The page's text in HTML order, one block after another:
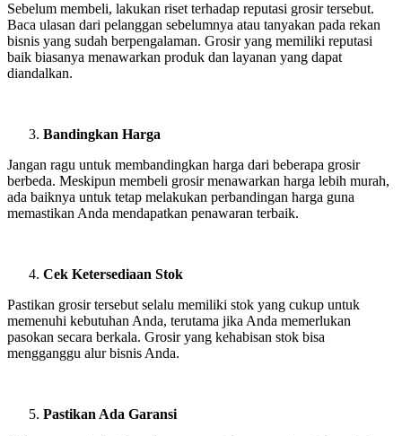
Sebelum membeli, lakukan riset terhadap reputasi grosir tersebut.
Baca ulasan dari pelanggan sebelumnya atau tanyakan pada rekan
bisnis yang sudah berpengalaman. Grosir yang memiliki reputasi
baik biasanya menawarkan produk dan layanan yang dapat
diandalkan.
Bandingkan Harga
Jangan ragu untuk membandingkan harga dari beberapa grosir
berbeda. Meskipun membeli grosir menawarkan harga lebih murah,
ada baiknya untuk tetap melakukan perbandingan harga guna
memastikan Anda mendapatkan penawaran terbaik.
Cek Ketersediaan Stok
Pastikan grosir tersebut selalu memiliki stok yang cukup untuk
memenuhi kebutuhan Anda, terutama jika Anda memerlukan
pasokan secara berkala. Grosir yang kehabisan stok bisa
mengganggu alur bisnis Anda.
Pastikan Ada Garansi